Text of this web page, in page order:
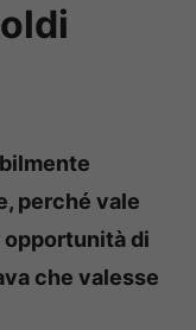
perché vale
opportunità di
che valesse